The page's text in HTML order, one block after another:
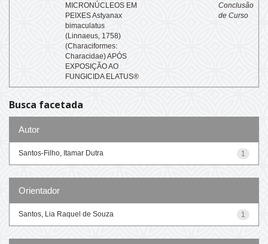
MICRONÚCLEOS EM
PEIXES Astyanax
bimaculatus
(Linnaeus, 1758)
(Characiformes:
Characidae) APÓS
EXPOSIÇÃO AO
FUNGICIDA ELATUS®
Conclusão
de Curso
Busca facetada
Autor
1
Santos-Filho, Itamar Dutra
Orientador
1
Santos, Lia Raquel de Souza